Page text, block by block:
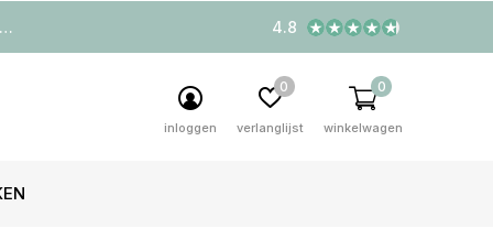
inloggen verlanglijst
0
winkelwagen
0
4.8